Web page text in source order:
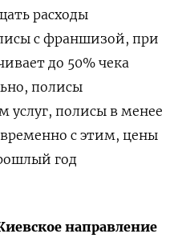
расходы
с франшизой, при
до 50% чека
полисы
услуг, полисы в менее
с этим, цены
год
направление